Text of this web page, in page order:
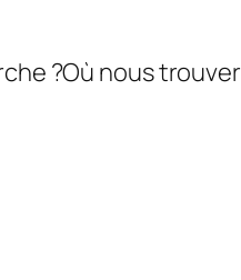
?Où nous trouver